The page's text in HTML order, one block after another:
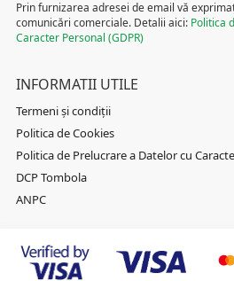
Prin furnizarea adresei de email vă
comunicări comerciale. Detalii aici: Politica
Caracter Personal (GDPR)
INFORMATII UTILE
Termeni și condiții
Politica de Cookies
Politica de Prelucrare a Datelor cu
DCP Tombola
ANPC